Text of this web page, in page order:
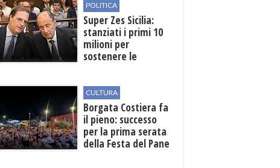
POLITICA
Super Zes Sicilia:
stanziati i primi 10
milioni per
sostenere le
CULTURA
​Borgata Costiera fa
il pieno: successo
per la prima serata
della Festa del Pane